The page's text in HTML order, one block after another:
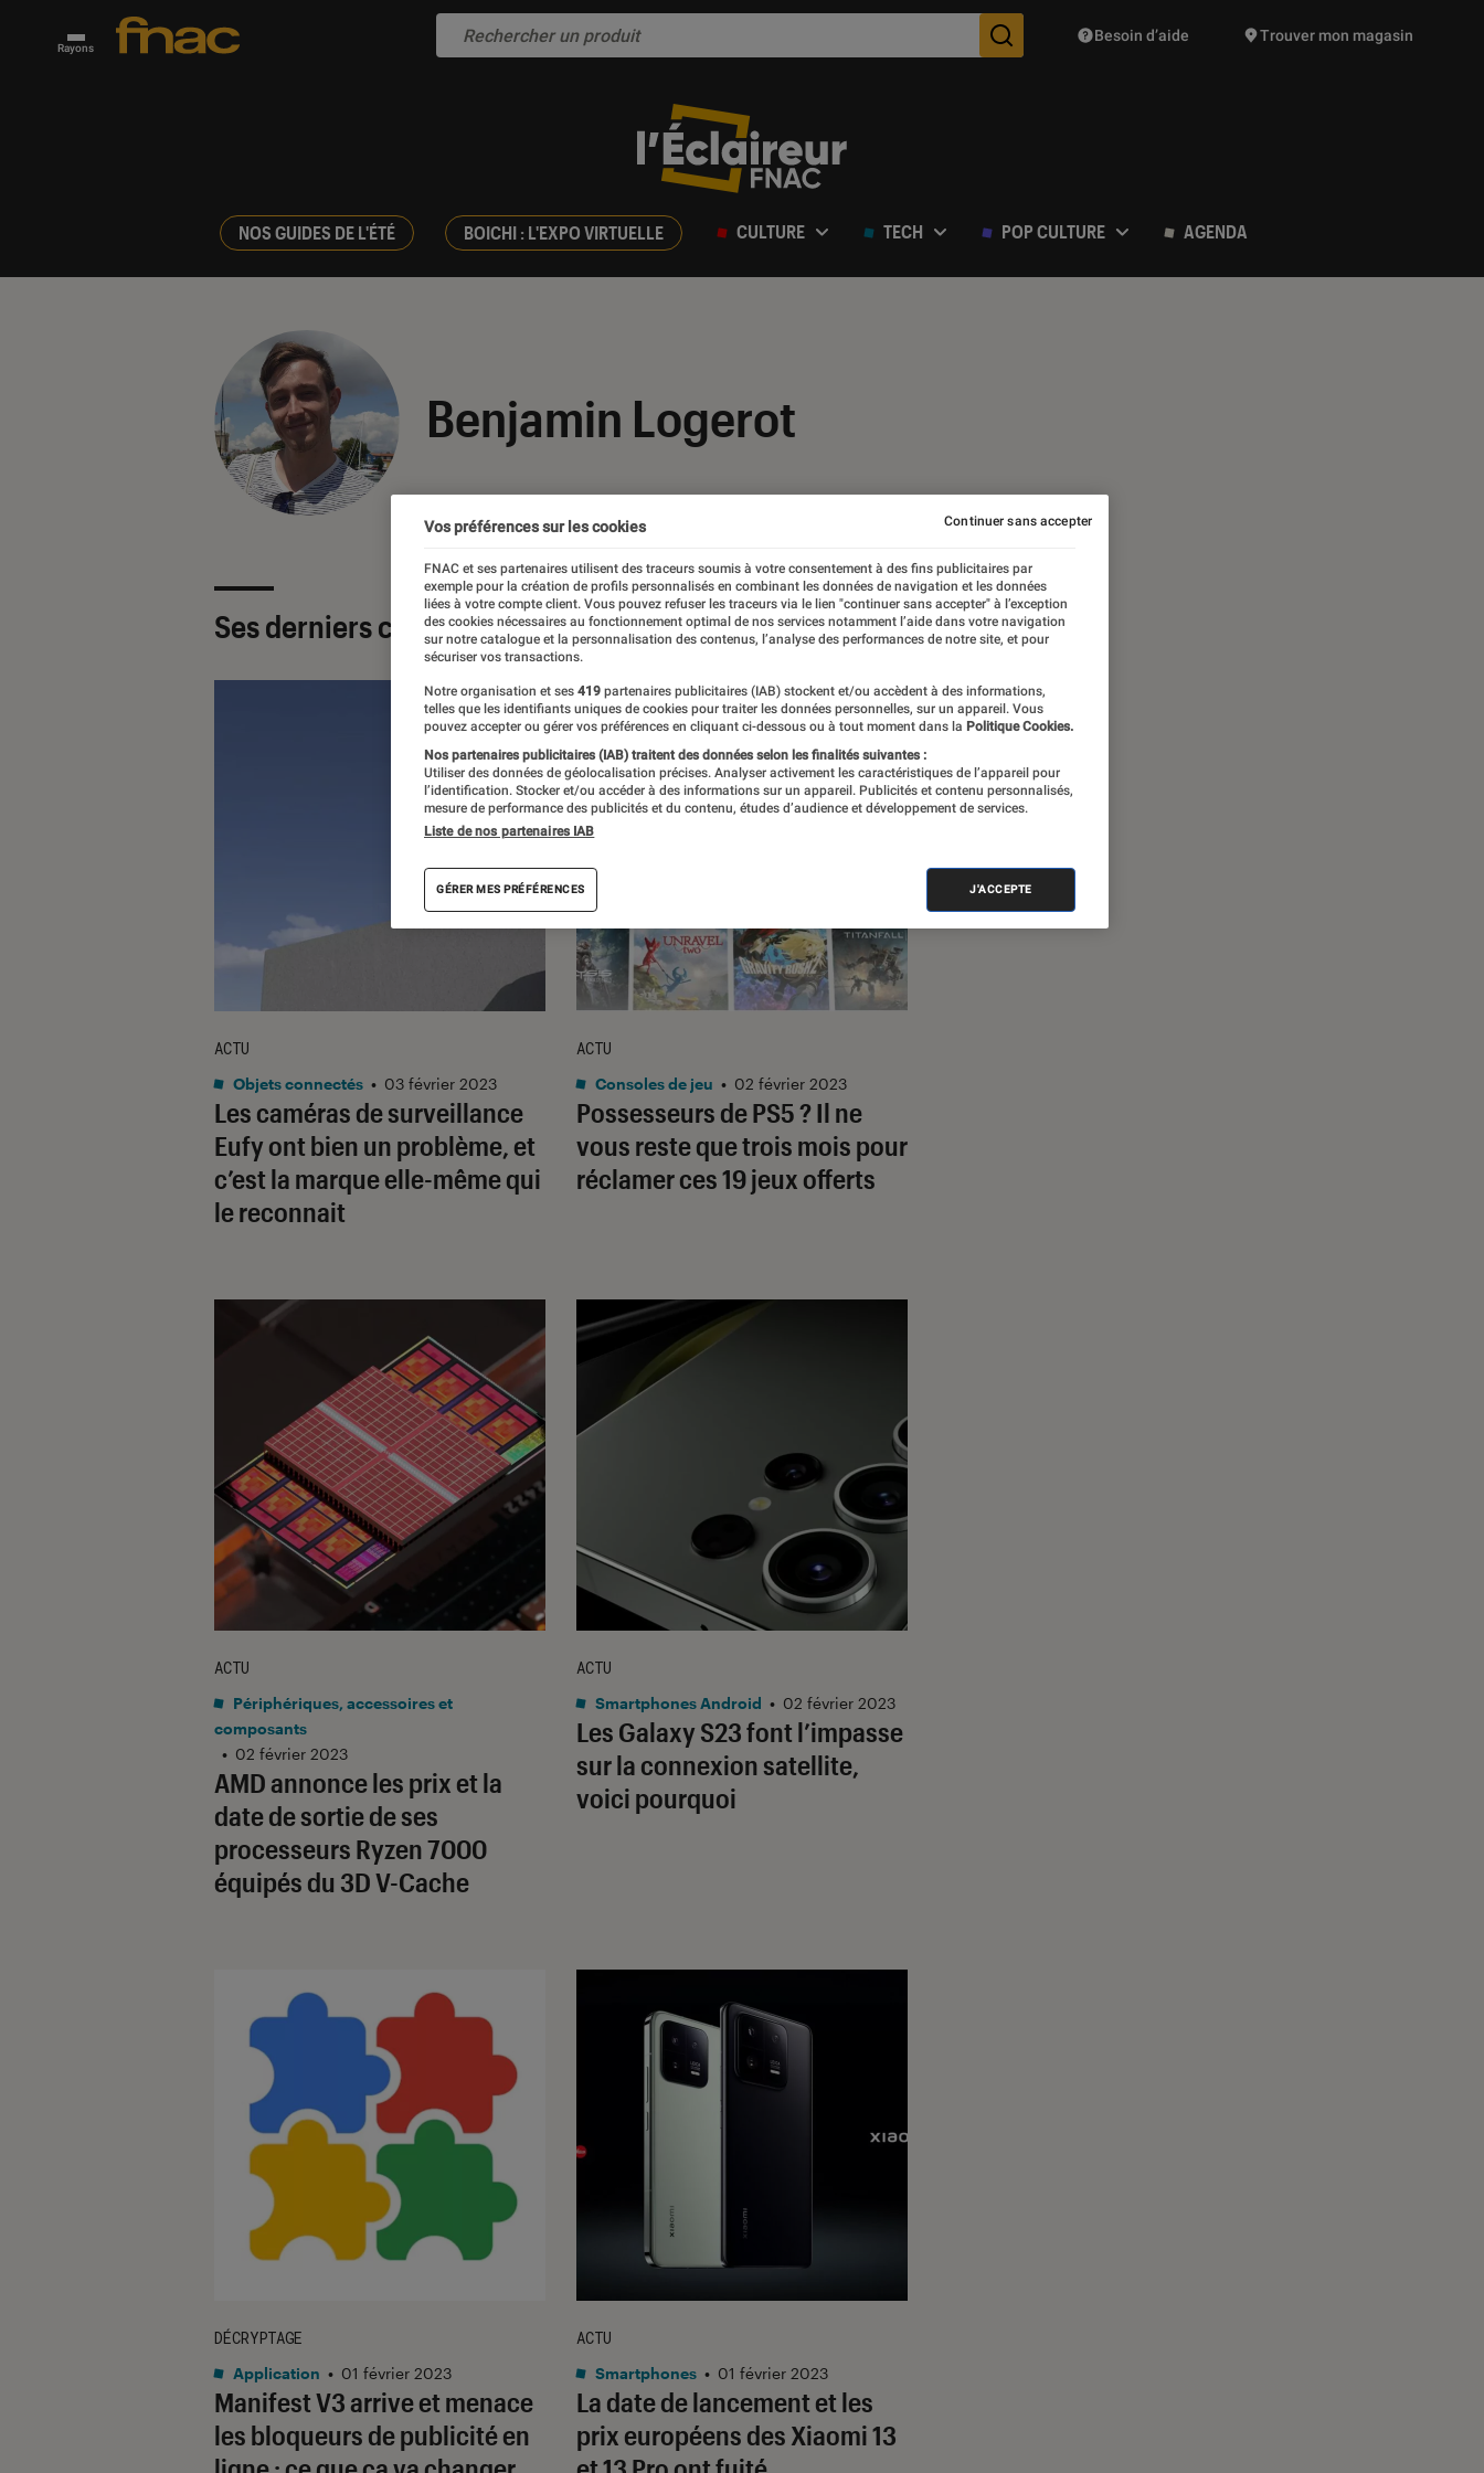
Rayons Des suggestions de produits vont vous être proposées
Besoin d’aide Trouver mon magasin
NOS GUIDES DE L'ÉTÉ BOICHI : L'EXPO VIRTUELLE CULTURE TECH POP CULTURE AGENDA
Benjamin Logerot
Ses derniers contenus
Les caméras de surveillance
Eufy ont bien un problème, et
c’est la marque elle-même qui
le reconnait
ACTU
Objets connectés • 03 février 2023
Possesseurs de PS5 ? Il ne
vous reste que trois mois pour
réclamer ces 19 jeux offerts
ACTU
Consoles de jeu • 02 février 2023
AMD annonce les prix et la
date de sortie de ses
processeurs Ryzen 7000
équipés du 3D V-Cache
ACTU
Périphériques, accessoires et
composants
• 02 février 2023
Les Galaxy S23 font l’impasse
sur la connexion satellite,
voici pourquoi
ACTU
Smartphones Android • 02 février 2023
Manifest V3 arrive et menace
les bloqueurs de publicité en
DÉCRYPTAGE
Application • 01 février 2023
La date de lancement et les
prix européens des Xiaomi 13
ACTU
Smartphones • 01 février 2023
Vos préférences sur les cookies
FNAC et ses partenaires utilisent des traceurs soumis à votre consentement à des fins publicitaires par
exemple pour la création de profils personnalisés en combinant les données de navigation et les données
liées à votre compte client. Vous pouvez refuser les traceurs via le lien "continuer sans accepter" à l’exception
des cookies nécessaires au fonctionnement optimal de nos services notamment l’aide dans votre navigation
sur notre catalogue et la personnalisation des contenus, l’analyse des performances de notre site, et pour
sécuriser vos transactions.
Notre organisation et ses 419 partenaires publicitaires (IAB) stockent et/ou accèdent à des informations,
telles que les identifiants uniques de cookies pour traiter les données personnelles, sur un appareil. Vous
pouvez accepter ou gérer vos préférences en cliquant ci-dessous ou à tout moment dans la Politique Cookies.
Nos partenaires publicitaires (IAB) traitent des données selon les finalités suivantes :
Utiliser des données de géolocalisation précises. Analyser activement les caractéristiques de l’appareil pour
l’identification. Stocker et/ou accéder à des informations sur un appareil. Publicités et contenu personnalisés,
mesure de performance des publicités et du contenu, études d’audience et développement de services.
Liste de nos partenaires IAB
GÉRER MES PRÉFÉRENCES J'ACCEPTE
Continuer sans accepter